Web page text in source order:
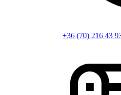
+36 (70) 216 43